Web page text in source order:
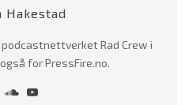
Hakestad
Rad Crew i
for PressFire.no.